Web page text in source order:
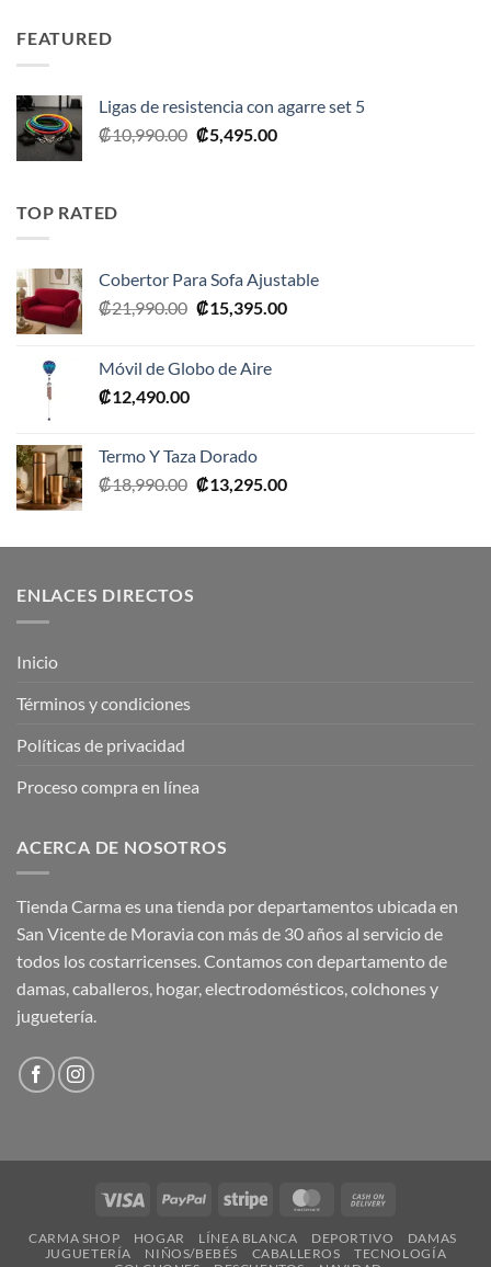
FEATURED
Ligas de resistencia con agarre set 5
₡10,990.00 El
₡5,495.00El
TOP RATED
Cobertor Para Sofa Ajustable
₡21,990.00 El
era:
₡15,395.00El
Móvil de Globo de Aire
₡12,490.00
Termo Y Taza Dorado
₡18,990.00 El
era:
₡13,295.00El
es:
ENLACES DIRECTOS
Inicio
Términos y condiciones
Políticas de privacidad
Proceso compra en línea
ACERCA DE NOSOTROS
Tienda Carma es una tienda por departamentos ubicada en
San Vicente de Moravia con más de 30 años al servicio de
todos los costarricenses. Contamos con departamento de
damas, caballeros, hogar, electrodomésticos, colchones y
juguetería.
Visa PayPal Stripe MasterCard
Delivery
CARMA SHOP HOGAR LÍNEA BLANCA DEPORTIVO
DAMAS
JUGUETERÍA
NIÑOS/BEBÉS CABALLEROS
TECNOLOGÍA